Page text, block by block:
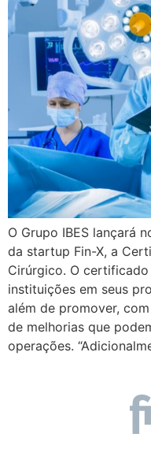
O Grupo IBES lançará
da startup Fin-X, a
Cirúrgico. O
instituições em seus
além de promover,
de melhorias que
operações.